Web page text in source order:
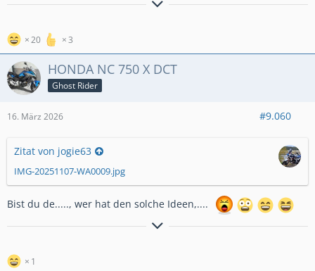
Hessentruppe
cu Jürgen
Wenn der Lenker auf dem Asphalt kratzt war's zuviel mit der
Schräglage!
20 3
HONDA NC 750 X DCT
Ghost Rider
16. März 2026 #9.060
Zitat von jogie63
IMG-20251107-WA0009.jpg
Bist du de....., wer hat den solche Ideen,....
1